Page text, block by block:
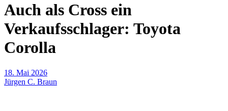
Auch als Cross ein
Verkaufsschlager: Toyota
Corolla
18. Mai 2026
Jürgen C. Braun